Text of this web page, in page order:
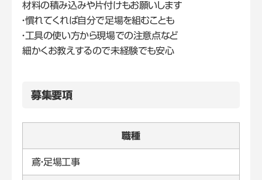
材料の積み込みや片付けもお願いします
・慣れてくれば自分で足場を組むことも
・工具の使い方から現場での注意点など
細かくお教えするので未経験でも安心
募集要項
職種
鳶・足場工事